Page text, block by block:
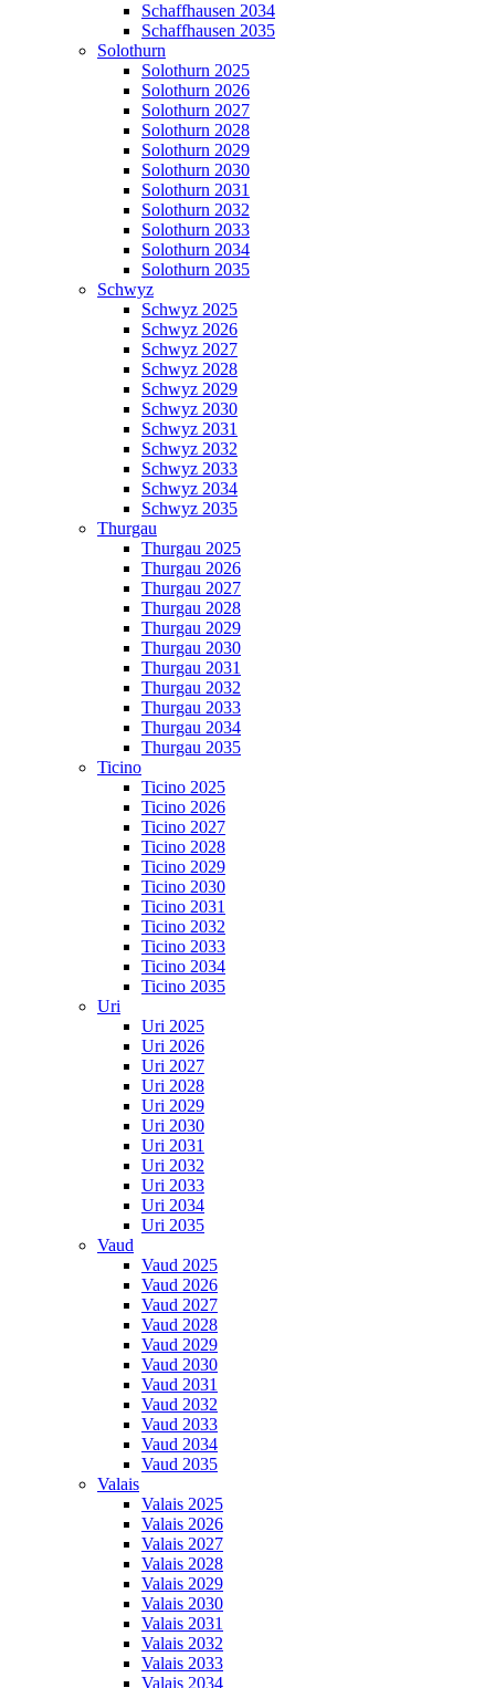
Schaffhausen 2034
Schaffhausen 2035
Solothurn
Solothurn 2025
Solothurn 2026
Solothurn 2027
Solothurn 2028
Solothurn 2029
Solothurn 2030
Solothurn 2031
Solothurn 2032
Solothurn 2033
Solothurn 2034
Solothurn 2035
Schwyz
Schwyz 2025
Schwyz 2026
Schwyz 2027
Schwyz 2028
Schwyz 2029
Schwyz 2030
Schwyz 2031
Schwyz 2032
Schwyz 2033
Schwyz 2034
Schwyz 2035
Thurgau
Thurgau 2025
Thurgau 2026
Thurgau 2027
Thurgau 2028
Thurgau 2029
Thurgau 2030
Thurgau 2031
Thurgau 2032
Thurgau 2033
Thurgau 2034
Thurgau 2035
Ticino
Ticino 2025
Ticino 2026
Ticino 2027
Ticino 2028
Ticino 2029
Ticino 2030
Ticino 2031
Ticino 2032
Ticino 2033
Ticino 2034
Ticino 2035
Uri
Uri 2025
Uri 2026
Uri 2027
Uri 2028
Uri 2029
Uri 2030
Uri 2031
Uri 2032
Uri 2033
Uri 2034
Uri 2035
Vaud
Vaud 2025
Vaud 2026
Vaud 2027
Vaud 2028
Vaud 2029
Vaud 2030
Vaud 2031
Vaud 2032
Vaud 2033
Vaud 2034
Vaud 2035
Valais
Valais 2025
Valais 2026
Valais 2027
Valais 2028
Valais 2029
Valais 2030
Valais 2031
Valais 2032
Valais 2033
Valais 2034